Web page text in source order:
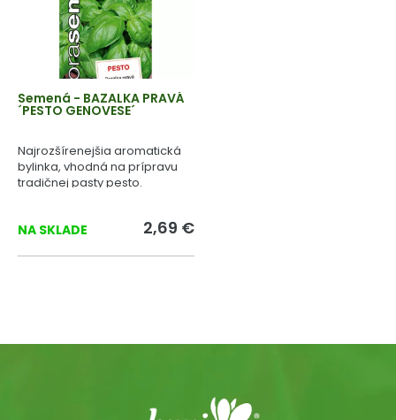
Semená - BAZALKA PRAVÁ
´PESTO GENOVESE´
Najrozšírenejšia aromatická
bylinka, vhodná na prípravu
tradičnej pasty pesto.
NA SKLADE 2,69 €